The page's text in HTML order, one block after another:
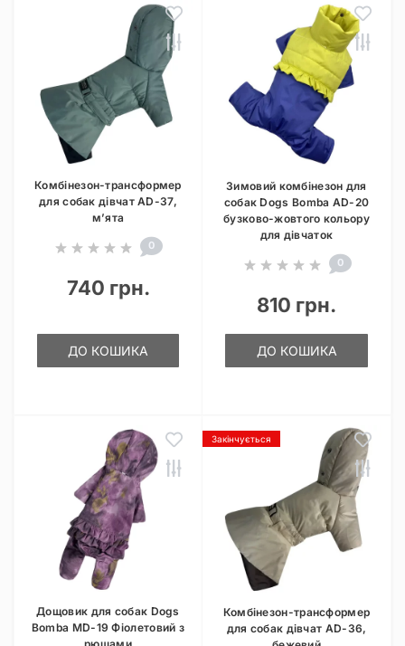
Комбінезон-трансформер
для собак дівчат AD-37,
м’ята
0
740 грн.
ДО КОШИКА
Зимовий комбінезон для
собак Dogs Bomba AD-20
бузково-жовтого кольору
для дівчаток
0
810 грн.
ДО КОШИКА
Дощовик для собак Dogs
Bomba MD-19 Фіолетовий з
Закінчується
Комбінезон-трансформер
для собак дівчат AD-36,